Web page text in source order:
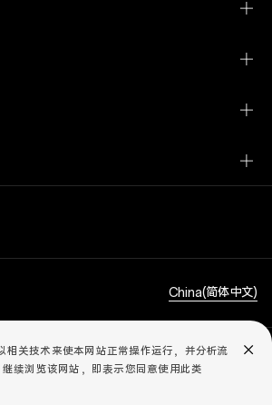
相关技术来使本网站正常操作运行，并分析流
续浏览该网站，即表示您同意使用此类
官网?
工具
China(简体中文)
息保护政策 用户协议
法务合规
44190002001935号
权所有